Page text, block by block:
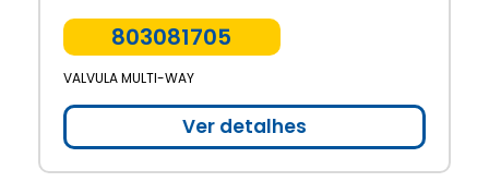
803081705
VALVULA MULTI-WAY
Ver detalhes